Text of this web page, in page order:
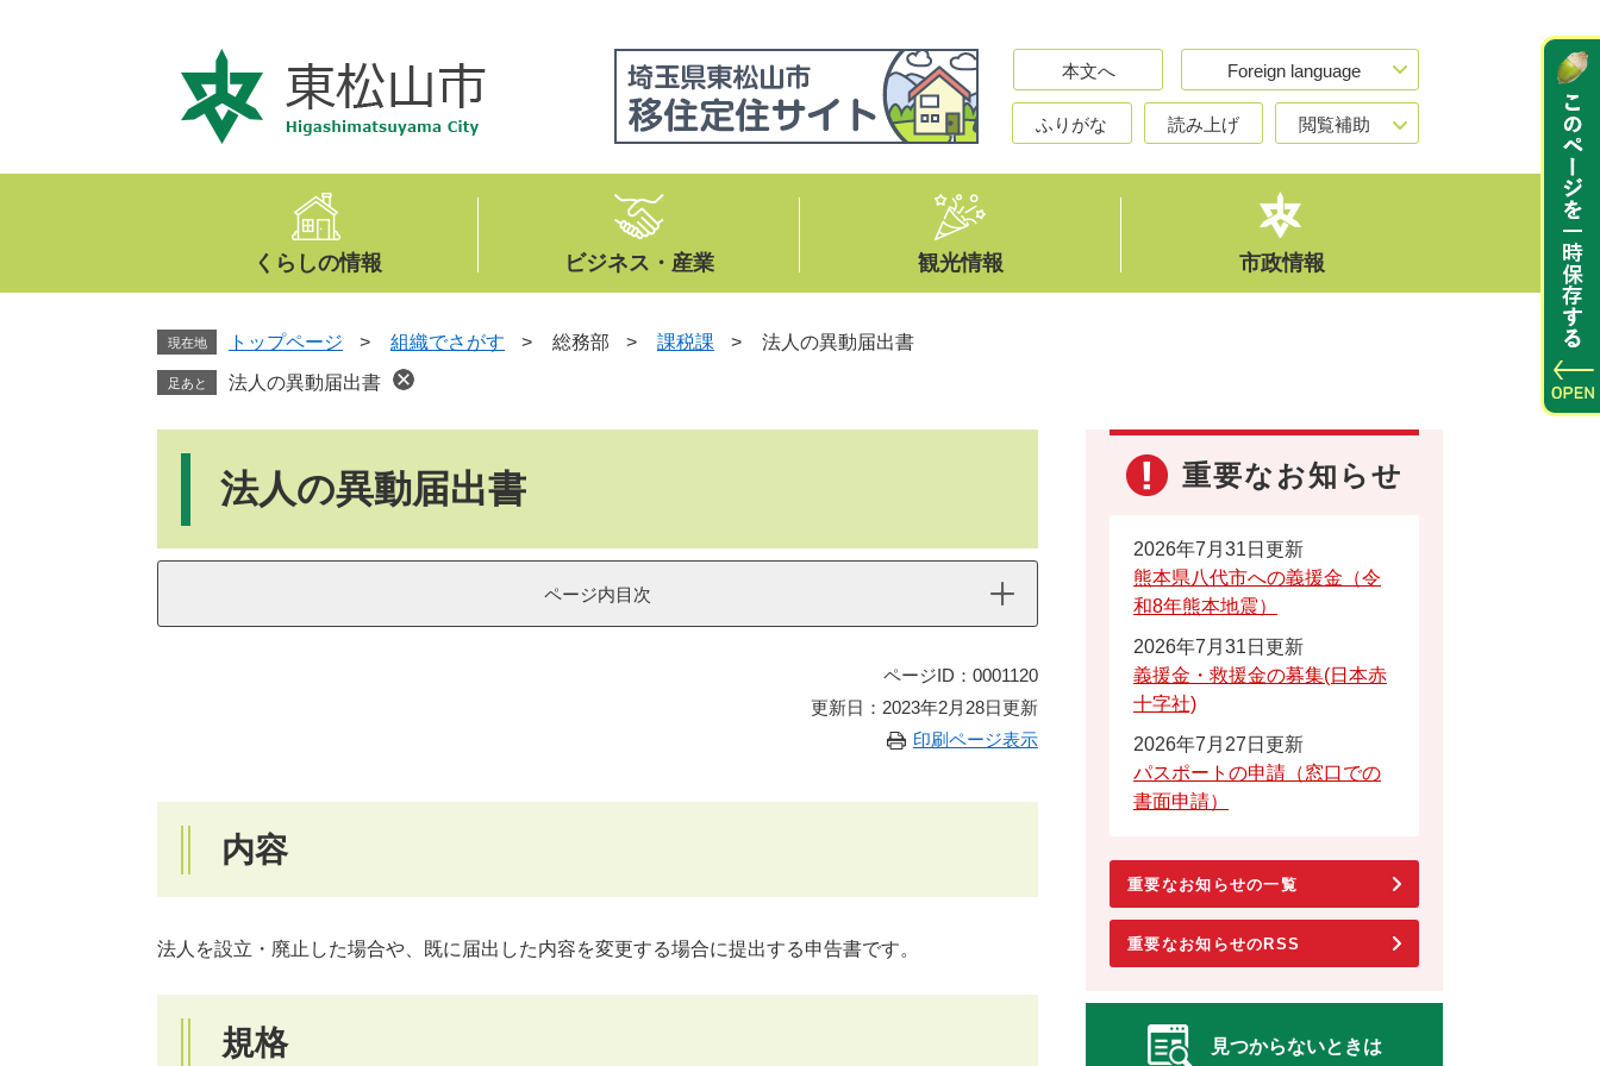
文
本文へ Foreign language
ふりがな 読み上げ 閲覧補助
くらしの情報 ビジネス・産業 観光情報 市政情報
現在地 トップページ > 組織でさがす > 総務部 > 課税課 > 法人の異動届出書
足あと 法人の異動届出書
法人の異動届出書
ページ内目次
ページID：0001120
更新日：2023年2月28日更新
印刷ページ表示
内容
法人を設立・廃止した場合や、既に届出した内容を変更する場合に提出する申告書です。
規格
重要なお知らせ
2026年7月31日更新
熊本県八代市への義援金（令
和8年熊本地震）
2026年7月31日更新
義援金・救援金の募集(日本赤
十字社)
2026年7月27日更新
パスポートの申請（窓口での
書面申請）
重要なお知らせの一覧
重要なお知らせのRSS
見つからないときは